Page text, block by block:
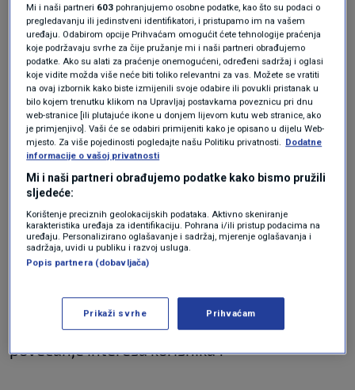
a u protekla četiri zatraženo je više od polovice
planirane 'kvote', Zavod je vrlo suzdržan u
procjeni hoće li ove godine vaučere iskoristi
svih četiri tisuće osoba.
Odaziv je inicijalno velik
„Interes i odaziv polaznika se inicijalno
pokazao velikim“, odgovorio je Zavod,
napominjući da se broj obrazovnih programa,
njihova ponuda te pokrivenost cijele države
tom ponudom „kontinuirano povećava, što će
svakako značajno utjecati i na dodatno
povećanje interesa korisnika“.
Mi i naši partneri 603 pohranjujemo osobne podatke, kao što su podaci o
pregledavanju ili jedinstveni identifikatori, i pristupamo im na vašem
uređaju. Odabirom opcije Prihvaćam omogućit ćete tehnologije praćenja
koje podržavaju svrhe za čije pružanje mi i naši partneri obrađujemo
podatke. Ako su alati za praćenje onemogućeni, određeni sadržaj i oglasi
koje vidite možda više neće biti toliko relevantni za vas. Možete se vratiti
na ovaj izbornik kako biste izmijenili svoje odabire ili povukli pristanak u
bilo kojem trenutku klikom na Upravljaj postavkama poveznicu pri dnu
web-stranice [ili plutajuće ikone u donjem lijevom kutu web stranice, ako
je primjenjivo]. Vaši će se odabiri primijeniti kako je opisano u dijelu Web-
mjesto. Za više pojedinosti pogledajte našu Politiku privatnosti. Dodatne
informacije o vašoj privatnosti
Mi i naši partneri obrađujemo podatke kako bismo pružili
sljedeće:
Korištenje preciznih geolokacijskih podataka. Aktivno skeniranje
karakteristika uređaja za identifikaciju. Pohrana i/ili pristup podacima na
uređaju. Personalizirano oglašavanje i sadržaj, mjerenje oglašavanja i
sadržaja, uvidi u publiku i razvoj usluga.
Popis partnera (dobavljača)
Prikaži svrhe Prihvaćam